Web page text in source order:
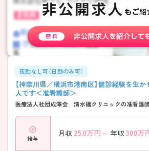
夜勤なし可（日勤のみ可）
【神奈川県／横浜市港南区】健診経験を生
人です＜准看護師＞
医療法人社団成澤会 清水橋クリニックの准看護
給与
月収 25.0万円～ 年収 300万